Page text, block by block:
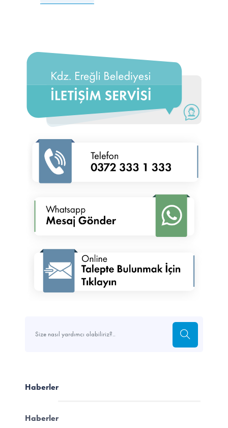
Haberler
Haberler